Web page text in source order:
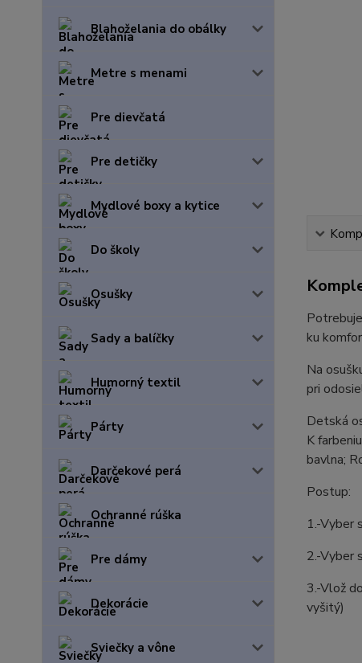
Blahoželania do obálky
Metre s menami
Pre dievčatá
Pre detičky
Mydlové boxy a kytice
Do školy
Osušky
Sady a balíčky
Humorný textil
Párty
Darčekové perá
Ochranné rúška
Pre dámy
Dekorácie
Sviečky a vône
ku
Na
pri
Detská
K
bavlna;
Postup:
1.-Vyber
2.-Vyber
3.-Vlož
vyšitý)